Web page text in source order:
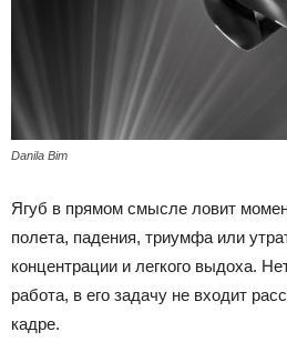
Danila Bim
Ягуб в прямом смысле ловит
полета, падения, триумфа или
концентрации и легкого выдоха.
работа, в его задачу не входит
кадре.